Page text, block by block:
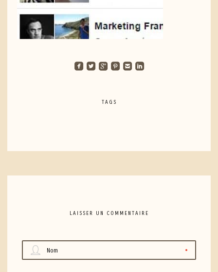
roundedfacebook roundedtwitterbird roundedgoogleplus roundedpinterest roundedemail roundedlinkedin
TAGS
LAISSER UN COMMENTAIRE
Nom